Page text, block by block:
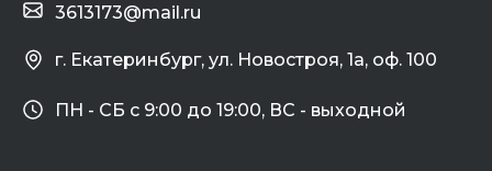
г. Екатеринбург, ул. Новостроя, 1а, оф. 100
3613173@mail.ru
ПН - СБ с 9:00 до 19:00, ВС - выходной